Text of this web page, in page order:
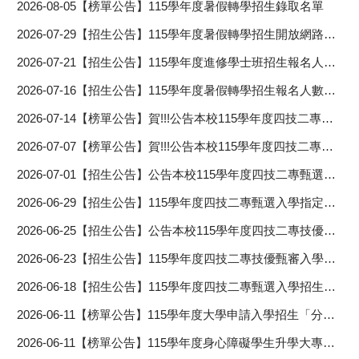
2026-08-05 【榜單公告】115學年度暑假轉學招生錄取名單
2026-07-29 【招生公告】115學年度暑假轉學招生開放網路查詢成績及成績複查作業說明
2026-07-21 【招生公告】115學年度進修學士班招生報名人數一覽表
2026-07-16 【招生公告】115學年度暑假轉學招生報名人數及實際招生名額
2026-07-14 【榜單公告】賀!!!公告本校115學年度四技二專甄選入學招生「分發名單」
2026-07-07 【榜單公告】賀!!!公告本校115學年度四技二專技優甄審入學招生「分發名單」
2026-07-01 【招生公告】公告本校115學年度四技二專甄選入學正取生及備取生名單
2026-06-29 【招生公告】115學年度四技二專甄選入學指定項目甄選總成績
2026-06-25 【招生公告】公告本校115學年度四技二專技優甄審入學正取生及備取生名單
2026-06-23 【招生公告】115學年度四技二專技優甄審入學指定項目甄審總成績
2026-06-18 【招生公告】115學年度四技二專甄選入學招生符合第二階段指定項目甄試考生名單
2026-06-11 【榜單公告】115學年度大學申請入學招生「分發名單」
2026-06-11 【榜單公告】115學年度身心障礙學生升學大專校院甄試「錄取名單」